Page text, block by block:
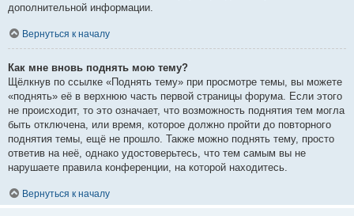
дополнительной информации.
Вернуться к началу
Как мне вновь поднять мою тему?
Щёлкнув по ссылке «Поднять тему» при просмотре темы, вы можете
«поднять» её в верхнюю часть первой страницы форума. Если этого
не происходит, то это означает, что возможность поднятия тем могла
быть отключена, или время, которое должно пройти до повторного
поднятия темы, ещё не прошло. Также можно поднять тему, просто
ответив на неё, однако удостоверьтесь, что тем самым вы не
нарушаете правила конференции, на которой находитесь.
Вернуться к началу